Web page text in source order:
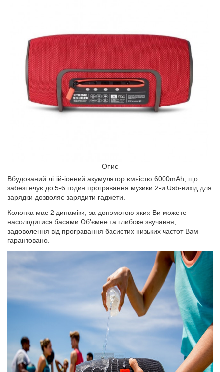
Опис
Вбудований літій-іонний акумулятор ємністю 6000mAh, що
забезпечує до 5-6 годин програвання музики.2-й Usb-вихід для
зарядки дозволяє зарядити гаджети.
Колонка має 2 динаміки, за допомогою яких Ви можете
насолодитися басами.Об'ємне та глибоке звучання,
задоволення від програвання басистих низьких частот Вам
гарантовано.